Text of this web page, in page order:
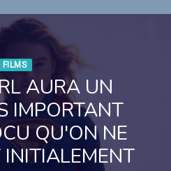
FILMS
AURA UN
IMPORTANT
QU'ON NE
INITIALEMENT